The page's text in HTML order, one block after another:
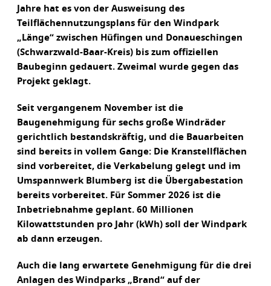
Jahre hat es von der Ausweisung des
Teilflächennutzungsplans für den Windpark
„Länge“ zwischen Hüfingen und Donaueschingen
(Schwarzwald-Baar-Kreis) bis zum offiziellen
Baubeginn gedauert. Zweimal wurde gegen das
Projekt geklagt.
Seit vergangenem November ist die
Baugenehmigung für sechs große Windräder
gerichtlich bestandskräftig, und die Bauarbeiten
sind bereits in vollem Gange: Die Kranstellflächen
sind vorbereitet, die Verkabelung gelegt und im
Umspannwerk Blumberg ist die Übergabestation
bereits vorbereitet. Für Sommer 2026 ist die
Inbetriebnahme geplant. 60 Millionen
Kilowattstunden pro Jahr (kWh) soll der Windpark
ab dann erzeugen.
Auch die lang erwartete Genehmigung für die drei
Anlagen des Windparks „Brand“ auf der